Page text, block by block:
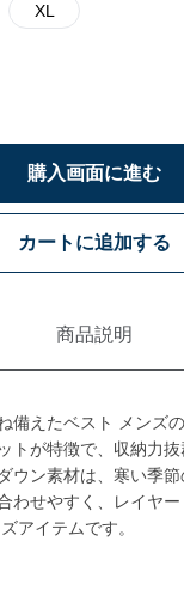
XL
購入画面に進む
カートに追加する
商品説明
備えたベスト メンズの
トが特徴で、収納力抜
ウン素材は、寒い季節
わせやすく、レイヤ
アイテムです。